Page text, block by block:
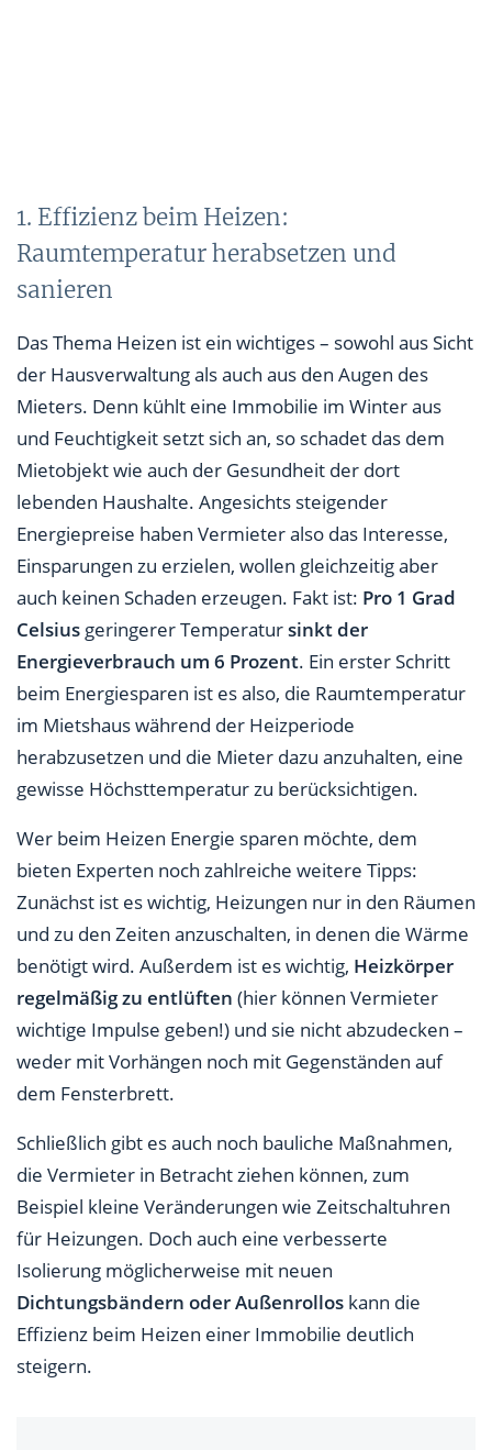
1. Effizienz beim Heizen:
Raumtemperatur herabsetzen und
sanieren
Das Thema Heizen ist ein wichtiges – sowohl aus Sicht
der Hausverwaltung als auch aus den Augen des
Mieters. Denn kühlt eine Immobilie im Winter aus
und Feuchtigkeit setzt sich an, so schadet das dem
Mietobjekt wie auch der Gesundheit der dort
lebenden Haushalte. Angesichts steigender
Energiepreise haben Vermieter also das Interesse,
Einsparungen zu erzielen, wollen gleichzeitig aber
auch keinen Schaden erzeugen. Fakt ist: Pro 1 Grad
Celsius geringerer Temperatursinkt der
Energieverbrauch um 6 Prozent. Ein erster Schritt
beim Energiesparen ist es also, die Raumtemperatur
im Mietshaus während der Heizperiode
herabzusetzen und die Mieter dazu anzuhalten, eine
gewisse Höchsttemperatur zu berücksichtigen.
Wer beim Heizen Energie sparen möchte, dem
bieten Experten noch zahlreiche weitere Tipps:
Zunächst ist es wichtig, Heizungen nur in den Räumen
und zu den Zeiten anzuschalten, in denen die Wärme
benötigt wird. Außerdem ist es wichtig, Heizkörper
regelmäßig zu entlüften (hier können Vermieter
wichtige Impulse geben!) und sie nicht abzudecken –
weder mit Vorhängen noch mit Gegenständen auf
dem Fensterbrett.
Schließlich gibt es auch noch bauliche Maßnahmen,
die Vermieter in Betracht ziehen können, zum
Beispiel kleine Veränderungen wie Zeitschaltuhren
für Heizungen. Doch auch eine verbesserte
Isolierung möglicherweise mit neuen
Dichtungsbändern oder Außenrollos kann die
Effizienz beim Heizen einer Immobilie deutlich
steigern.